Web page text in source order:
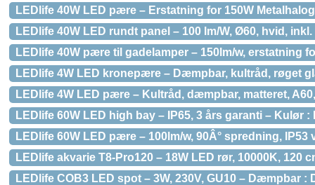
LEDlife 40W LED pære – Erstatning for 150W
LEDlife 40W LED rundt panel – 100 lm/W, Ø60, hvid,
LEDlife 40W pære til gadelamper – 150lm/w, erstatning
LEDlife 4W LED kronepære – Dæmpbar, kultråd, røget
LEDlife 4W LED pære – Kultråd, dæmpbar, matteret,
LEDlife 60W LED high bay – IP65, 3 års garanti – Kulør :
LEDlife 60W LED pære – 100lm/w, 90Â° spredning,
LEDlife akvarie T8-Pro120 – 18W LED rør, 10000K,
LEDlife COB3 LED spot – 3W, 230V, GU10 – Dæmpbar